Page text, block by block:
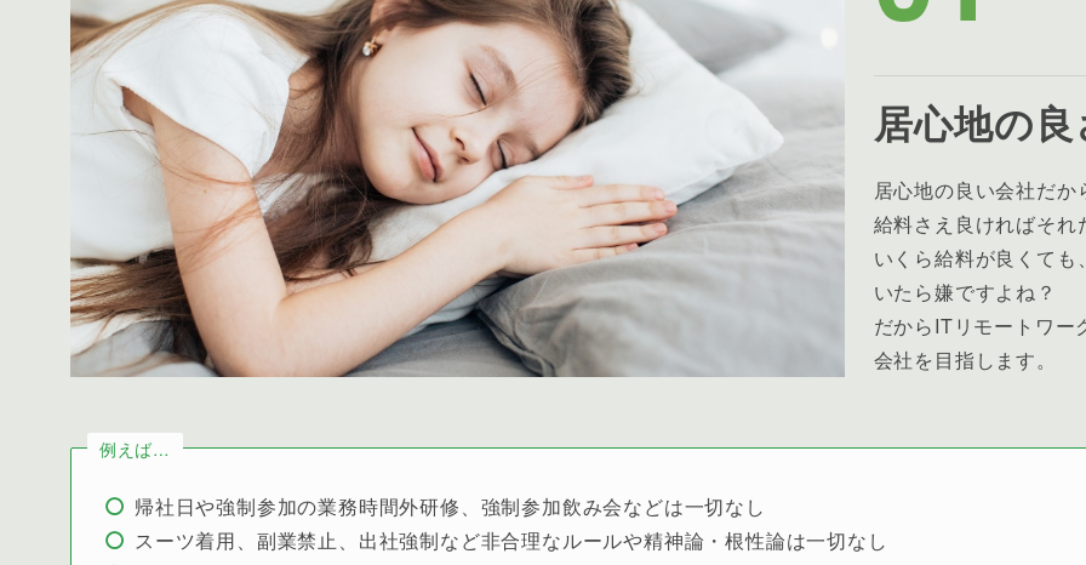
居心地の良
居心地の良い会社だか
給料さえ良ければそれ
いくら給料が良くて
いたら嫌ですよね？
だからITリモートワー
会社を目指します。
例えば…
帰社日や強制参加の業務時間外研修、強制参加飲み会などは一切なし
スーツ着用、副業禁止、出社強制など非合理なルールや精神論・根性論は一切なし